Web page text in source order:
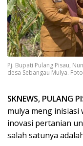
Pj. Bupati Pulang Pisau,
desa Sebangau Mulya. Foto
SKNEWS, PULANG
mulya meng
inovasi pertanian
salah satunya